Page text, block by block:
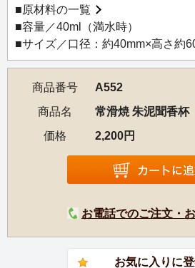
【岩瀬弘二作歴】
1946年 常滑市にて生まれる
1962年 常滑市にて作陶をはじめる
1993年 伝統産業優秀技術者 県知
1994年 常滑焼伝統工芸士に認定
2011年、2012年 長三賞 長三金賞
■原材料の一覧
■容量／40ml（満水時）
■サイズ／口径：約40mm×高さ約
商品番号
A552
商品名
常滑焼 朱泥聞香杯
価格
2,200円
お電話でのご注文・